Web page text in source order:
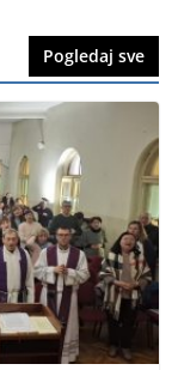
Pogledaj sve